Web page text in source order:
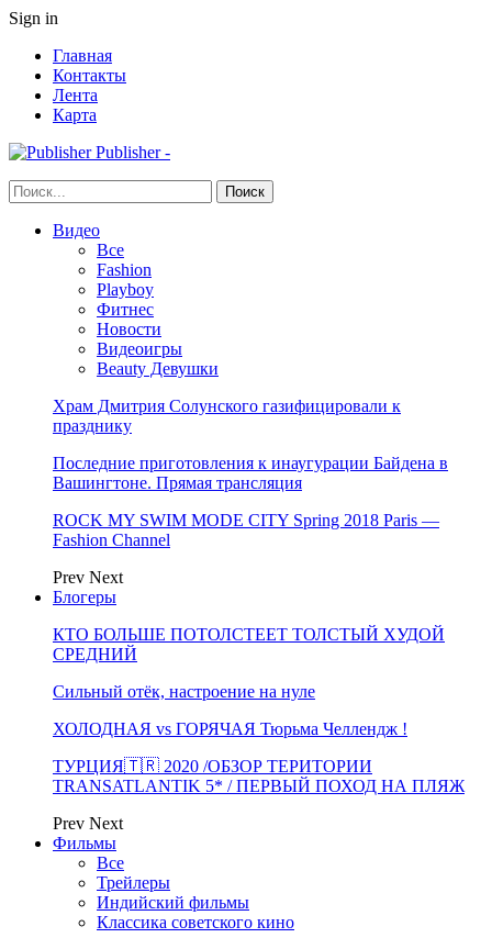
Sign in
Главная
Контакты
Лента
Карта
Publisher -
Видео
Все
Fashion
Playboy
Фитнес
Новости
Видеоигры
Beauty Девушки
Храм Дмитрия Солунского газифицировали к
празднику
Последние приготовления к инаугурации Байдена в
Вашингтоне. Прямая трансляция
ROCK MY SWIM MODE CITY Spring 2018 Paris —
Fashion Channel
Prev Next
Блогеры
КТО БОЛЬШЕ ПОТОЛСТЕЕТ ТОЛСТЫЙ ХУДОЙ
СРЕДНИЙ
Сильный отёк, настроение на нуле
ХОЛОДНАЯ vs ГОРЯЧАЯ Тюрьма Челлендж !
ТУРЦИЯ🇹🇷 2020 /ОБЗОР ТЕРИТОРИИ
TRANSATLANTIK 5* / ПЕРВЫЙ ПОХОД НА ПЛЯЖ
Prev Next
Фильмы
Все
Трейлеры
Индийский фильмы
Классика советского кино